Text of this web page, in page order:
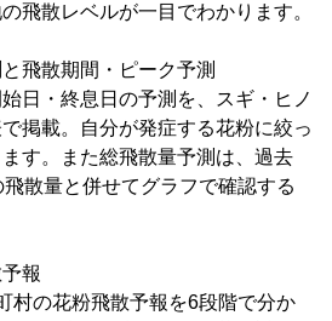
飛散レベルが一目でわかります。
飛散期間・ピーク予測
日・終息日の予測を、スギ・ヒノ
掲載。自分が発症する花粉に絞っ
す。また総飛散量予測は、過去
散量と併せてグラフで確認する
報
村の花粉飛散予報を6段階で分か